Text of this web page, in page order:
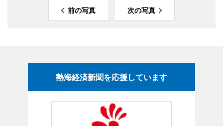
前の写真 次の写真
熱海経済新聞を応援しています